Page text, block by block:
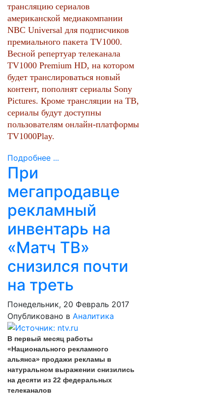
трансляцию сериалов
американской медиакомпании
NBC Universal для подписчиков
премиального пакета TV1000.
Весной репертуар телеканала
TV1000 Premium HD, на котором
будет транслироваться новый
контент, пополнят сериалы Sony
Pictures. Кроме трансляции на ТВ,
сериалы будут доступны
пользователям онлайн-платформы
TV1000Play.
Подробнее ...
При
мегапродавце
рекламный
инвентарь на
«Матч ТВ»
снизился почти
на треть
Понедельник, 20 Февраль 2017
Опубликовано в Аналитика
В первый месяц работы
«Национального рекламного
альянса» продажи рекламы в
натуральном выражении снизились
на десяти из 22 федеральных
телеканалов